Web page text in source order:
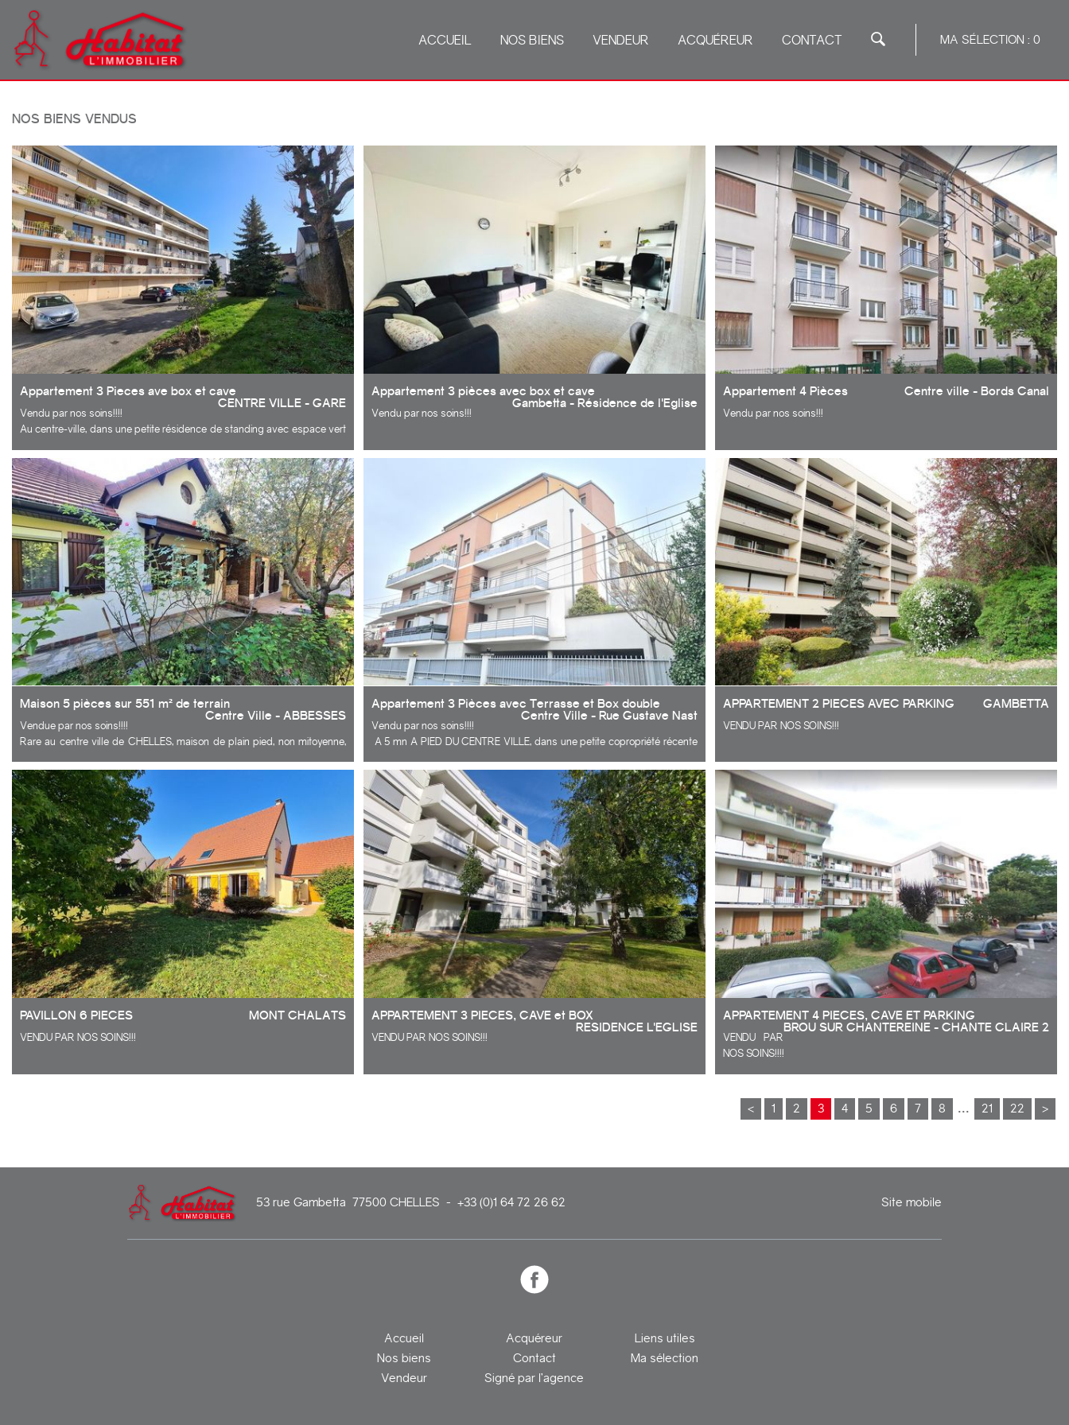
ACCUEIL NOS BIENS VENDEUR ACQUÉREUR CONTACT MA SÉLECTION : 0
NOS BIENS VENDUS
Appartement 3 Pieces ave box et cave
CENTRE VILLE - GARE
Vendu par nos soins!!!!
Au centre-ville, dans une petite résidence de standing avec espace vert
ascenseur, exposé Sud-Ouest. Le bien est divisé en entrée, grande
cuisine aménagée, séjour sur balcon déversant également les 2
chambres, salle d'eau, wc séparés et nombreux rangements. Fenêtres
PVC double vitrage et volets roulants électriques. Emplacement de
garage boxé et cave. A 5mn à pieds de la gare.
Ils nous ont fait confiance, pourquoi pas vous?
Appartement 3 pièces avec box et cave
Gambetta - Résidence de l'Eglise
Vendu par nos soins!!!
appartement 3 pièces lumineux, comprenant: entrée, séjour, 2 chambres,
cuisine aménagée, salle de bains, WC séparé, balcon exposé sud,
rangements, cave et box. Double vitrage Aluminium, volets électriques,
ascenseur, ravalement de décembre 2020. A 5 mn des écoles, collège
Ils nous ont fait confiance, pourquoi pas vous?
Appartement 4 Pièces Centre ville - Bords Canal
Vendu par nos soins!!!
manger de 24,80 m², 2 chambres (possibilité d'une 3ème), cuisine
aménagée, salle d'eau, balcon et cave. Double vitrage. Petite résidence
fermée à proximité des écoles et à moins de 10 mn à pied de la Gare.
Ils nous ont fait confiance, pourquoi pas vous?
Maison 5 pièces sur 551 m² de terrain
Centre Ville - ABBESSES
Vendue par nos soins!!!!
Rare au centre ville de CHELLES, maison de plain pied, non mitoyenne,
cuisine aménagée et équipée, 3 chambres, salle de bains, combles
aménageables. Dépendance. 2 garages et 1 parking intérieur. Portail
électrique. Double vitrage et volets électriques. A environs 15 mn à pied
de la gare.
Ils nous ont fait confiance, pourquoi pas vous?
Appartement 3 Pièces avec Terrasse et Box double
Centre Ville - Rue Gustave Nast
Vendu par nos soins!!!!
A 5 mn A PIED DU CENTRE VILLE, dans une petite copropriété récente
aménagée, séjour desservant un grand balcon exposé sud,
dégagement avec rangement, 2 grandes chambres donnant sur un
balcon, une salle d'eau et WC. Le plus... UN BOX POUR 2 VOITURES.
Ils nous ont fait confiance, parquoi pas vous?
APPARTEMENT 2 PIECES AVEC PARKING GAMBETTA
VENDU PAR NOS SOINS!!!
avec rangements, cuisine aménagée et équipée ouverte sur la pièce,
cellier/buanderie, salle d'eau, wc séparé, et grand balcon exposée sur
ouest. Place de parking réservée extérieure. 12/15 à pied de la gare.
résidence calme et bien entretenue. Commerces et écoles à 3mn, RER E
12/15mn à pied. PARIS en moins de 15 mn en Train P. CHELLES - LA
DÉFENSE en 35 MN avec le RER E en 2023. PRODUIT RARE !!
Copropriété de 73 lots.
ILS NOUS ONT FAIT CONFIANCE, POURQUOI PAS VOUS?
PAVILLON 6 PIECES MONT CHALÂTS
VENDU PAR NOS SOINS!!!
Garages !! Ecoles, collèges, lycées à pied!!!
ILS NOUS ONT FAIT CONFIANCE, POURQUOI PAS VOUS?
APPARTEMENT 3 PIECES, CAVE et BOX
RESIDENCE L'EGLISE
VENDU PAR NOS SOINS!!!
commerces.
ILS NOUS ONT FAIT CONFIANCE, POURQUOI PAS VOUS?
APPARTEMENT 4 PIECES, CAVE ET PARKING
BROU SUR CHANTEREINE - CHANTE CLAIRE 2
VENDU PAR
NOS SOINS!!!!
exposition, au calme, comprenant: entrée avec rangements, cuisine
fermée et aménagée, séjour (possibilité double séjour), 3 chambres
propre et habitable de suite. A moins de 5 mn des écoles, et des
< 1 2 3 4 5 6 7 8 ... 21 22 >
53 rue Gambetta 77500 CHELLES - +33 (0)1 64 72 26 62 Site mobile
Accueil
Nos biens
Vendeur
Acquéreur
Contact
Signé par l’agence
Liens utiles
Ma sélection